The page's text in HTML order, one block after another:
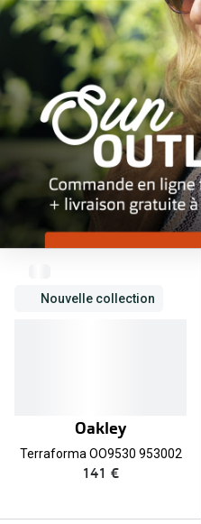
Verres de lunettes
Essayer vos lunettes en ligne
Verres photochromiques
Lunettes de nuit
Tout sur les lunettes
Nouvelle collection
Oakley
Terraforma OO9530 953002
141 €